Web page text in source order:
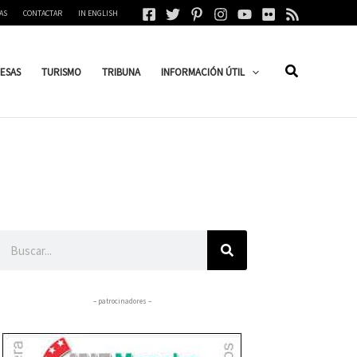
CONTACTAR IN ENGLISH
TURISMO TRIBUNA INFORMACIÓN ÚTIL
– patrocinadores –